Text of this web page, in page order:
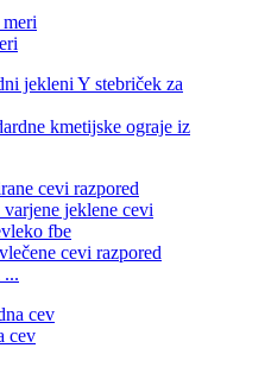
kmetijske ograje iz
cevi razpored
...
cev